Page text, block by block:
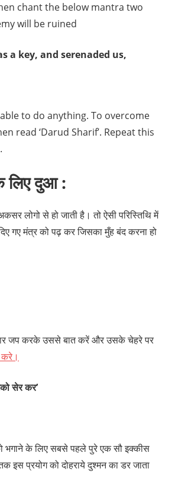
chant the below mantra two
will be ruined
a key, and serenaded us,
to do anything. To overcome
read ‘Darud Sharif’. Repeat this
लिएदुआ:
लोगो से हो जाती है। तो ऐसी परिस्तिथि में
गए मंत्र को पढ़ कर जिसका मुँह बंद करना हो
बार जप करके उससे बात करें और उसके चेहरे पर
सेर कर’
भगाने के लिए सबसे पहले पुरे एक सौ इक्कीस
इस प्रयोग को दोहराये दुश्मन का डर जाता